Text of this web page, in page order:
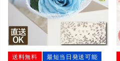
送料無料 最短当日発送可能